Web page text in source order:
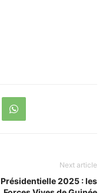
Next article
Présidentielle 2025 : les